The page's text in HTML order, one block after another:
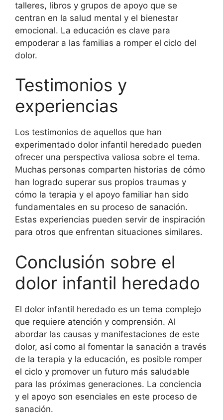
talleres, libros y grupos de apoyo que se
centran en la salud mental y el bienestar
emocional. La educación es clave para
empoderar a las familias a romper el ciclo del
dolor.
Testimonios y
experiencias
Los testimonios de aquellos que han
experimentado dolor infantil heredado pueden
ofrecer una perspectiva valiosa sobre el tema.
Muchas personas comparten historias de cómo
han logrado superar sus propios traumas y
cómo la terapia y el apoyo familiar han sido
fundamentales en su proceso de sanación.
Estas experiencias pueden servir de inspiración
para otros que enfrentan situaciones similares.
Conclusión sobre el
dolor infantil heredado
El dolor infantil heredado es un tema complejo
que requiere atención y comprensión. Al
abordar las causas y manifestaciones de este
dolor, así como al fomentar la sanación a través
de la terapia y la educación, es posible romper
el ciclo y promover un futuro más saludable
para las próximas generaciones. La conciencia
y el apoyo son esenciales en este proceso de
sanación.